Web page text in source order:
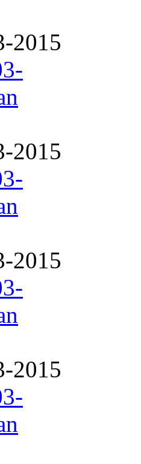
2015
2015
2015
2015